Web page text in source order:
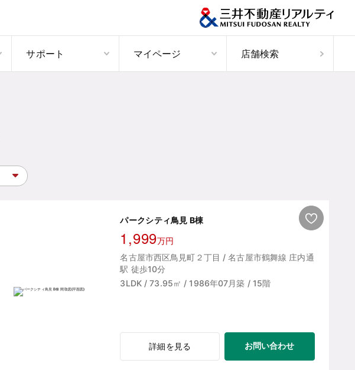
サポート マイページ 店舗検索
パークシティ鳥見 B棟
1,999万円
名古屋市西区鳥見町２丁目 / 名古屋市鶴舞線 庄内通
駅 徒歩10分
3LDK / 73.95㎡ / 1986年07月築 / 15階
詳細を見る お問い合わせ